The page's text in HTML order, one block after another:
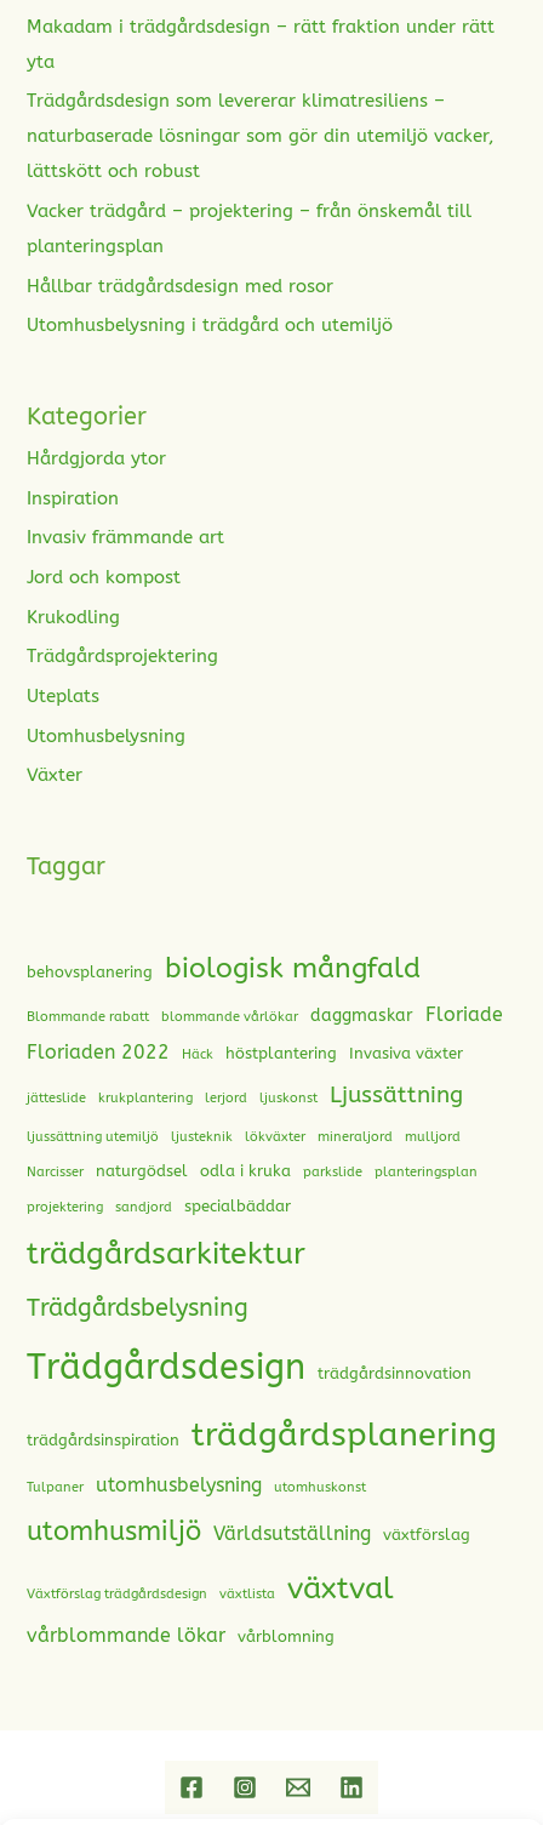
Makadam i trädgårdsdesign – rätt fraktion under rätt
yta
Trädgårdsdesign som levererar klimatresiliens –
naturbaserade lösningar som gör din utemiljö vacker,
lättskött och robust
Vacker trädgård – projektering – från önskemål till
planteringsplan
Hållbar trädgårdsdesign med rosor
Utomhusbelysning i trädgård och utemiljö
Kategorier
Hårdgjorda ytor
Inspiration
Invasiv främmande art
Jord och kompost
Krukodling
Trädgårdsprojektering
Uteplats
Utomhusbelysning
Växter
Taggar
behovsplanering biologisk mångfald
Blommande rabatt blommande vårlökar daggmaskar
Floriade
Floriaden 2022
Häck höstplantering Invasiva växter
jätteslide krukplantering lerjord ljuskonst Ljussättning
ljussättning utemiljö ljusteknik lökväxter mineraljord mulljord
Narcisser naturgödsel odla i kruka parkslide planteringsplan
projektering sandjord specialbäddar
trädgårdsarkitektur
Trädgårdsbelysning
Trädgårdsdesign trädgårdsinnovation
trädgårdsinspiration trädgårdsplanering
Tulpaner utomhusbelysning utomhuskonst
utomhusmiljö Världsutställning växtförslag
Växtförslag trädgårdsdesign växtlista växtval
vårblommande lökar vårblomning